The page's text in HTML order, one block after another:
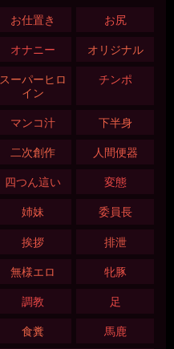
お仕置き お尻
オナニー オリジナル
スーパーヒロ
イン
チンポ
マンコ汁 下半身
二次創作 人間便器
四つん這い 変態
姉妹 委員長
挨拶 排泄
無様エロ 牝豚
調教 足
食糞 馬鹿